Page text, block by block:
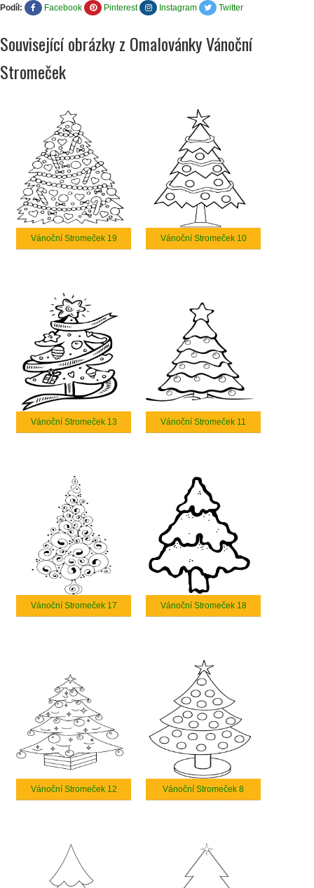
Podíl: Facebook Pinterest Instagram Twitter
Související obrázky z Omalovánky Vánoční
Stromeček
Vánoční Stromeček 19 Vánoční Stromeček 10
Vánoční Stromeček 13 Vánoční Stromeček 11
Vánoční Stromeček 17 Vánoční Stromeček 18
Vánoční Stromeček 12 Vánoční Stromeček 8